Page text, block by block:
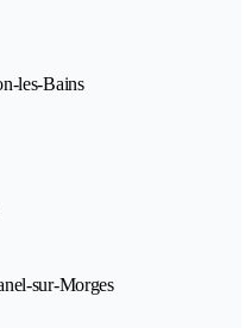
les-Bains
sur-Morges